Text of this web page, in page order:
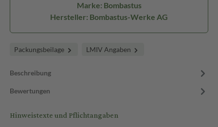
Marke: Bombastus
Hersteller: Bombastus-Werke AG
Packungsbeilage LMIV Angaben
Beschreibung
Bewertungen
Hinweistexte und Pflichtangaben